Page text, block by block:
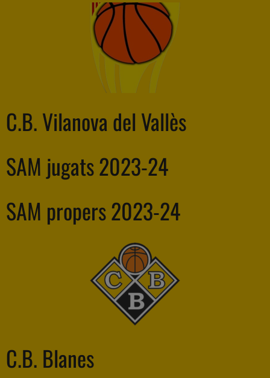
C.B. Vilanova del Vallès
SAM jugats 2023-24
SAM propers 2023-24
C.B. Blanes